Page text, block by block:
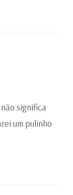
significa
um pulinho